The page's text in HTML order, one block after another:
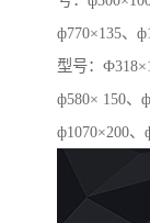
ф770×135、
型号：
ф580× 150、
ф1070×200、